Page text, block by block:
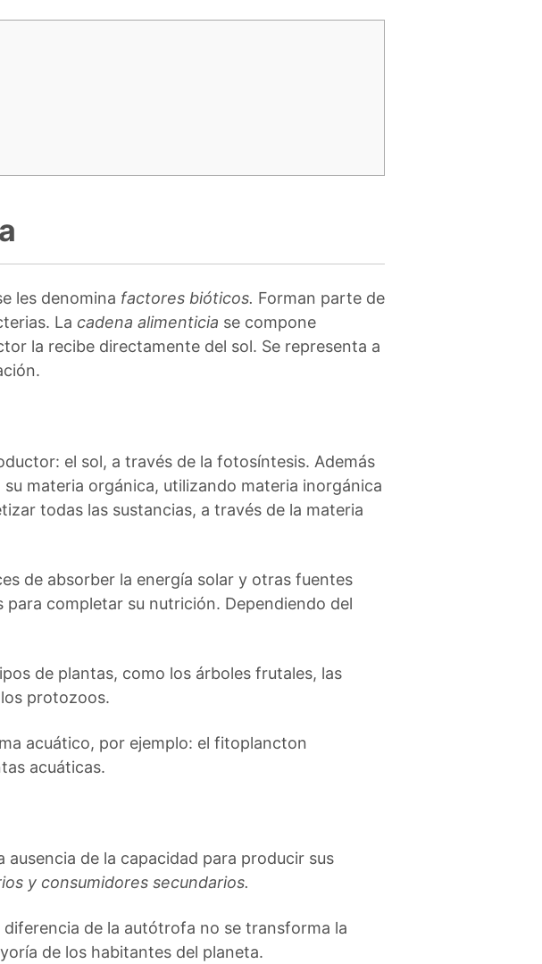
les denomina factores bióticos. Forman parte de
La cadena alimenticia se compone
la recibe directamente del sol. Se representa a
el sol, a través de la fotosíntesis. Además
materia orgánica, utilizando materia inorgánica
todas las sustancias, a través de la materia
de absorber la energía solar y otras fuentes
completar su nutrición. Dependiendo del
de plantas, como los árboles frutales, las
protozoos.
acuático, por ejemplo: el fitoplancton
acuáticas.
de la capacidad para producir sus
y consumidores secundarios.
de la autótrofa no se transforma la
de los habitantes del planeta.